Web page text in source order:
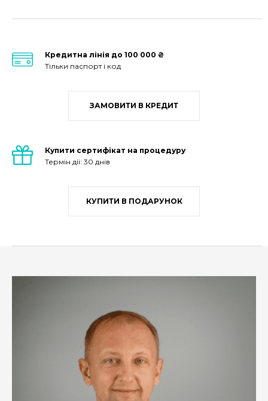
Кредитна лінія до 100 000 ₴
Тільки паспорт і код
ЗАМОВИТИ В КРЕДИТ
Купити сертифікат на процедуру
Термін дії: 30 днів
КУПИТИ В ПОДАРУНОК